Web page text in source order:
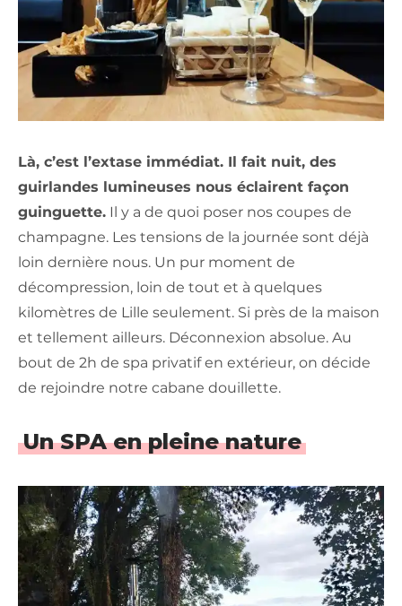
Là, c’est l’extase immédiat. Il fait nuit, des
guirlandes lumineuses nous éclairent façon
guinguette. Il y a de quoi poser nos coupes de
champagne. Les tensions de la journée sont déjà
loin dernière nous. Un pur moment de
décompression, loin de tout et à quelques
kilomètres de Lille seulement. Si près de la maison
et tellement ailleurs. Déconnexion absolue. Au
bout de 2h de spa privatif en extérieur, on décide
de rejoindre notre cabane douillette.
Un SPA en pleine nature